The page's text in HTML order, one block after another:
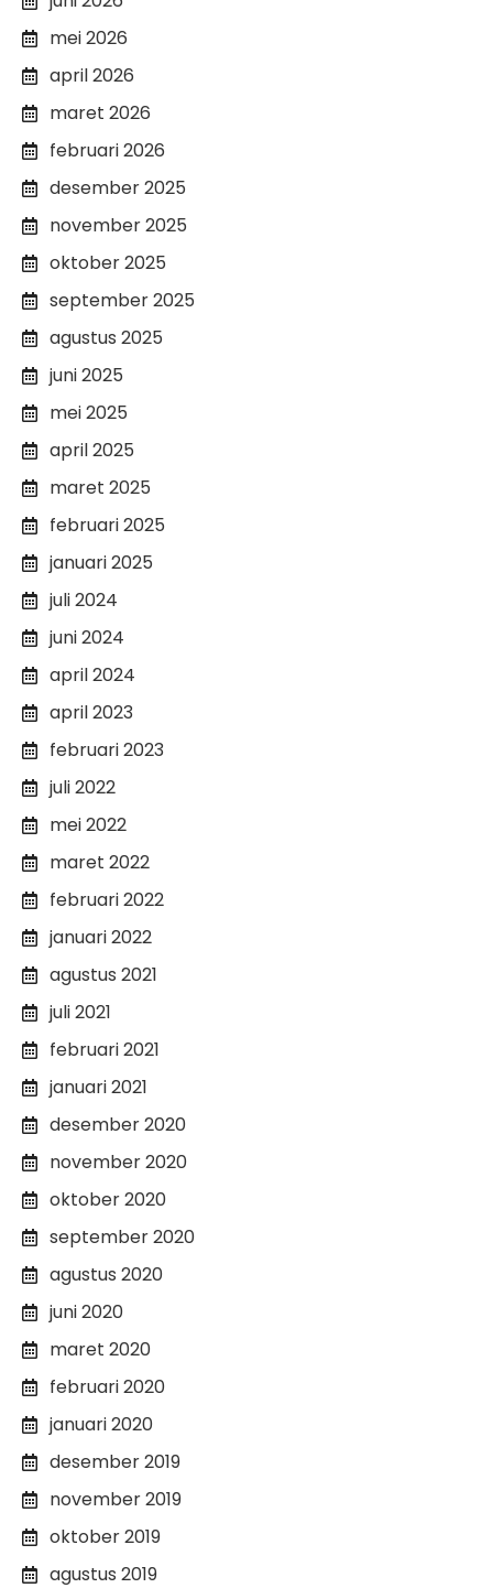
mei 2026
april 2026
maret 2026
februari 2026
desember 2025
november 2025
oktober 2025
september 2025
agustus 2025
juni 2025
mei 2025
april 2025
maret 2025
februari 2025
januari 2025
juli 2024
juni 2024
april 2024
april 2023
februari 2023
juli 2022
mei 2022
maret 2022
februari 2022
januari 2022
agustus 2021
juli 2021
februari 2021
januari 2021
desember 2020
november 2020
oktober 2020
september 2020
agustus 2020
juni 2020
maret 2020
februari 2020
januari 2020
desember 2019
november 2019
oktober 2019
agustus 2019